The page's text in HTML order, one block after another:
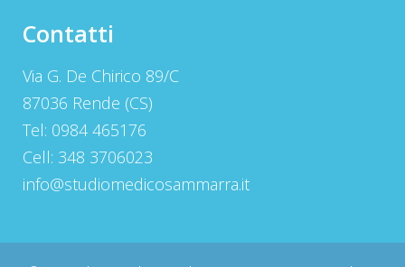
Contatti
Via G. De Chirico 89/C
87036 Rende (CS)
Tel: 0984 465176
Cell: 348 3706023
info@studiomedicosammarra.it